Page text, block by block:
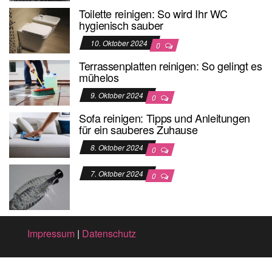
Toilette reinigen: So wird Ihr WC
hygienisch sauber
10. Oktober 2024 0
Terrassenplatten reinigen: So gelingt es
mühelos
9. Oktober 2024 0
Sofa reinigen: Tipps und Anleitungen
für ein sauberes Zuhause
8. Oktober 2024 0
7. Oktober 2024 0
Impressum | Datenschutz